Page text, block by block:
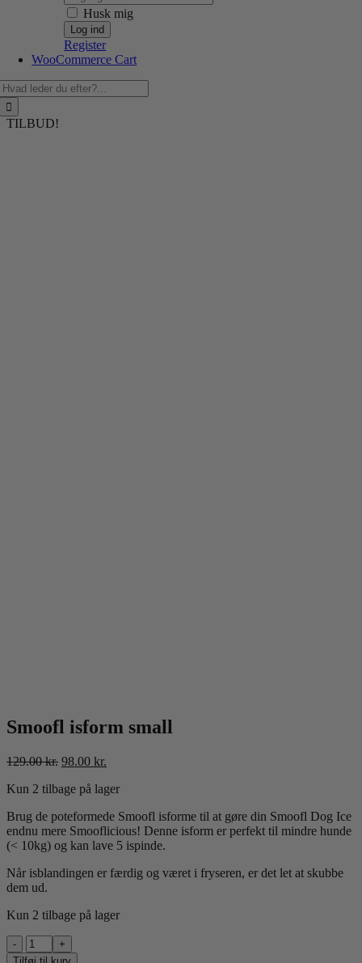
Husk mig
Register
WooCommerce Cart
TILBUD!
Smoofl isform small
129.00kr. Den
pris
129.00 kr..
98.00 kr.
pris
98.00 kr..
Kun 2 tilbage på lager
Brug de poteformede Smoofl isforme til at gøre din Smoofl Dog Ice
endnu mere Smooflicious! Denne isform er perfekt til mindre hunde
(< 10kg) og kan lave 5 ispinde.
Når isblandingen er færdig og været i fryseren, er det let at skubbe
dem ud.
Kun 2 tilbage på lager
Smoofl
isform